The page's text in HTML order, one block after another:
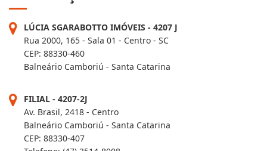
CRECI: 4207 J
Informações de Contato
LÚCIA SGARABOTTO IMÓVEIS - 4207 J
CEP: 88330-460
Balneário Camboriú - Santa Catarina
FILIAL - 4207-2J